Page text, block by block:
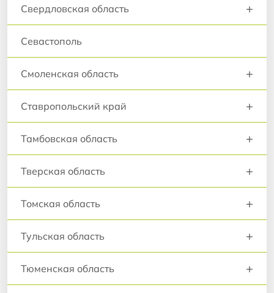
Свердловская область +
Севастополь
Смоленская область +
Ставропольский край +
Тамбовская область +
Тверская область +
Томская область +
Тульская область +
Тюменская область +